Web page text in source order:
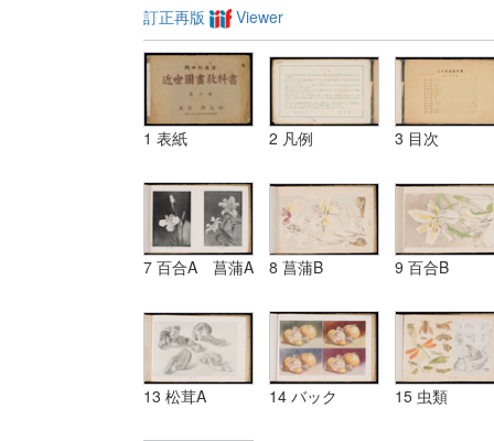
訂正再版 Viewer
1 表紙 2 凡例 3 目次
7 百合A 菖蒲A 8 菖蒲B 9 百合B
13 松茸A 14 バック 15 虫類